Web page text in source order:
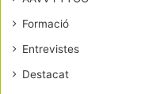
Formació
Entrevistes
Destacat